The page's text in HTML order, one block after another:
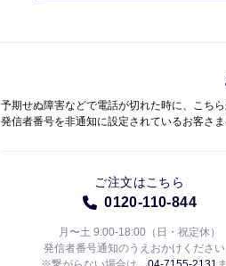
予期せぬ障害などで電話が切れた時に、こち
発信者番号を非通知に設定されているお客さま
ご注文はこちら
0120-110-844
月〜土 9:00-18:00（日・祝定休）
発信者番号通知のうえおかけください